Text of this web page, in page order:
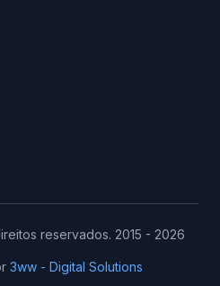
reservados. 2015 - 2026
3ww - Digital Solutions